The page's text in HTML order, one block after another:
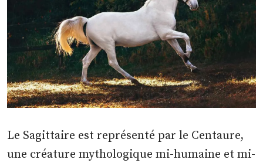
Le Sagittaire est représenté par le Centaure,
une créature mythologique mi-humaine et mi-